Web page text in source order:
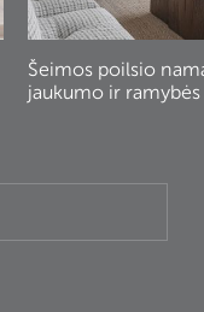
Šeimos poilsio
jaukumo ir